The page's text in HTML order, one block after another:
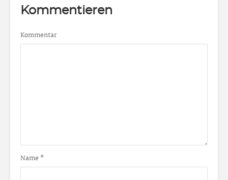
Kommentieren
Kommentar
Name *